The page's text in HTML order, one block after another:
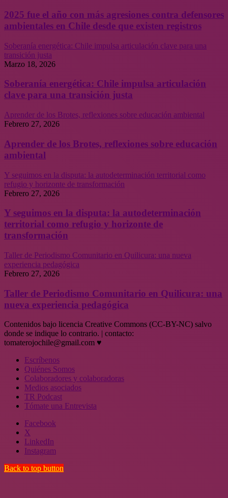
2025 fue el año con más agresiones contra defensores
ambientales en Chile desde que existen registros
Soberanía energética: Chile impulsa articulación clave para una
transición justa
Marzo 18, 2026
Soberanía energética: Chile impulsa articulación
clave para una transición justa
Aprender de los Brotes, reflexiones sobre educación ambiental
Febrero 27, 2026
Aprender de los Brotes, reflexiones sobre educación
ambiental
Y seguimos en la disputa: la autodeterminación territorial como
refugio y horizonte de transformación
Febrero 27, 2026
Y seguimos en la disputa: la autodeterminación
territorial como refugio y horizonte de
transformación
Taller de Periodismo Comunitario en Quilicura: una nueva
experiencia pedagógica
Febrero 27, 2026
Taller de Periodismo Comunitario en Quilicura: una
nueva experiencia pedagógica
Contenidos bajo licencia Creative Commons (CC-BY-NC) salvo
donde se indique lo contrario. | contacto:
tomaterojochile@gmail.com ♥
Escríbenos
Quiénes Somos
Colaboradores y colaboradoras
Medios asociados
TR Podcast
Tómate una Entrevista
Facebook
X
LinkedIn
Instagram
Back to top button